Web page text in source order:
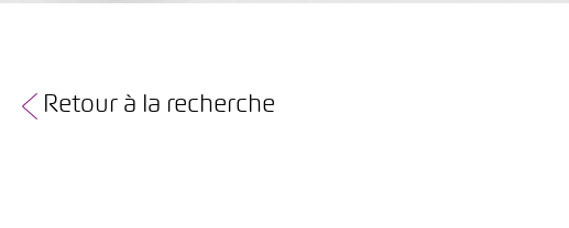
Retour à la recherche